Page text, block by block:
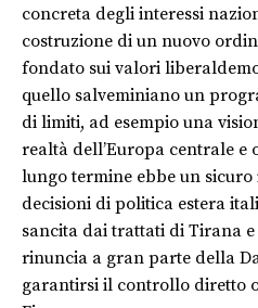
concreta degli interessi
costruzione di un nuovo
fondato sui valori
quello salveminiano un
di limiti, ad esempio una
realtà dell’Europa centrale e
lungo termine ebbe un
decisioni di politica estera
sancita dai trattati di Tirana
rinuncia a gran parte della
garantirsi il controllo diretto